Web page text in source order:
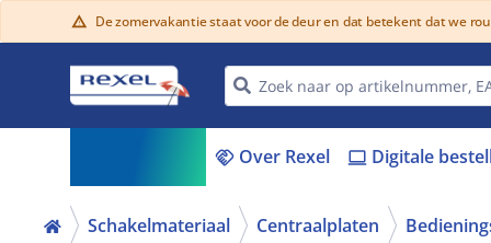
warning De zomervakantie staat voor de deur en dat betekent dat we
handshake Over Rexel laptop Digitale
Schakelmateriaal Centraalplaten